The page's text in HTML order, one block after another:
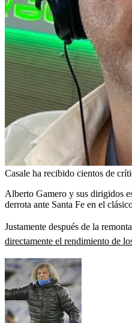
Casale ha recibido cientos de
Alberto Gamero y sus dirigidos
derrota ante Santa Fe en el
Justamente después de la
directamente el rendimiento de